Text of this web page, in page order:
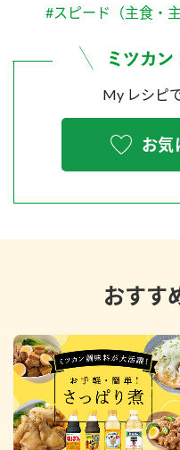
#スピード（主食・主
My レシピ
お気
おすす